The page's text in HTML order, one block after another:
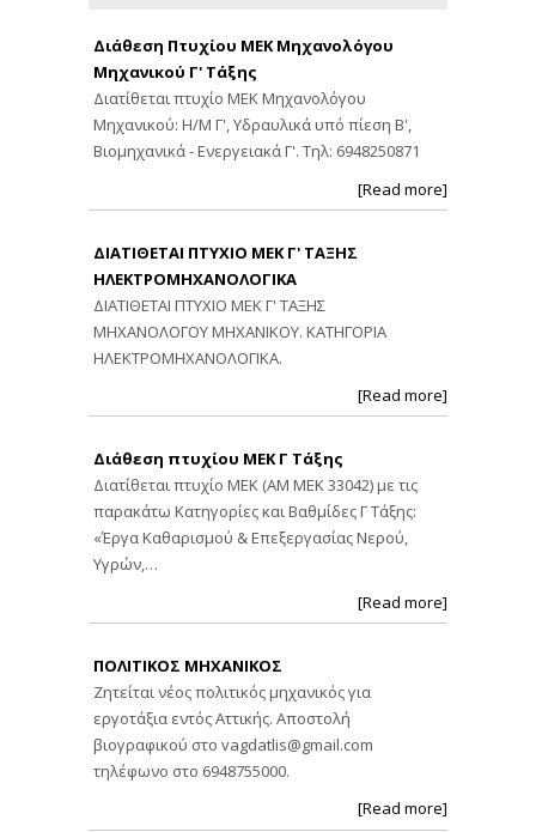
Διάθεση Πτυχίου ΜΕΚ Μηχανολόγου
Μηχανικού Γ' Τάξης
Διατίθεται πτυχίο ΜΕΚ Μηχανολόγου
Μηχανικού: Η/Μ Γ', Υδραυλικά υπό πίεση Β',
Βιομηχανικά - Ενεργειακά Γ'. Τηλ: 6948250871
[Read more]
ΔΙΑΤΙΘΕΤΑΙ ΠΤΥΧΙΟ ΜΕΚ Γ' ΤΑΞΗΣ
ΗΛΕΚΤΡΟΜΗΧΑΝΟΛΟΓΙΚΑ
ΔΙΑΤΙΘΕΤΑΙ ΠΤΥΧΙΟ ΜΕΚ Γ' ΤΑΞΗΣ
ΜΗΧΑΝΟΛΟΓΟΥ ΜΗΧΑΝΙΚΟΥ. ΚΑΤΗΓΟΡΙΑ
ΗΛΕΚΤΡΟΜΗΧΑΝΟΛΟΓΙΚΑ.
[Read more]
Διάθεση πτυχίου ΜΕΚ Γ Τάξης
Διατίθεται πτυχίο ΜΕΚ (ΑΜ ΜΕΚ 33042) με τις
παρακάτω Κατηγορίες και Βαθμίδες Γ Τάξης:
«Έργα Καθαρισμού & Επεξεργασίας Νερού,
Υγρών,…
[Read more]
ΠΟΛΙΤΙΚΟΣ ΜΗΧΑΝΙΚΟΣ
Ζητείται νέος πολιτικός μηχανικός για
εργοτάξια εντός Αττικής. Αποστολή
βιογραφικού στο vagdatlis@gmail.com
τηλέφωνο στο 6948755000.
[Read more]